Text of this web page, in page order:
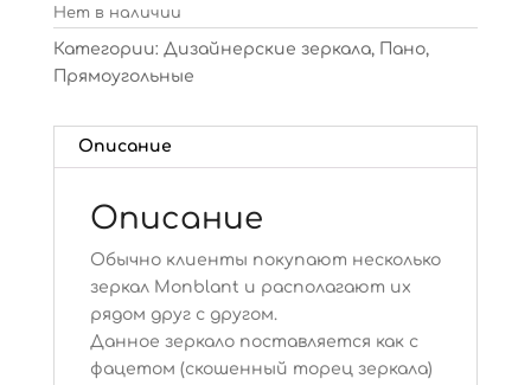
Нет в наличии
Категории: Дизайнерские зеркала, Пано,
Прямоугольные
Описание
Описание
Обычно клиенты покупают несколько
зеркал Monblant и располагают их
рядом друг с другом.
Данное зеркало поставляется как с
фацетом (скошенный торец зеркала)